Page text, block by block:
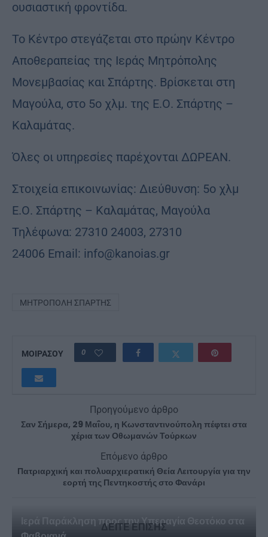
ουσιαστική φροντίδα.
Το Κέντρο στεγάζεται στο πρώην Κέντρο
Αποθεραπείας της Ιεράς Μητρόπολης
Μονεμβασίας και Σπάρτης. Βρίσκεται στη
Μαγούλα, στο 5ο χλμ. της Ε.Ο. Σπάρτης –
Καλαμάτας.
Όλες οι υπηρεσίες παρέχονται ΔΩΡΕΑΝ.
Στοιχεία επικοινωνίας: Διεύθυνση: 5ο χλμ
Ε.Ο. Σπάρτης – Καλαμάτας, Μαγούλα
Τηλέφωνα: 27310 24003, 27310
24006 Email: info@kanoias.gr
ΜΗΤΡΌΠΟΛΗ ΣΠΆΡΤΗΣ
ΜΟΙΡΑΣΟΥ 0
Προηγούμενο άρθρο
Σαν Σήμερα, 29 Μαΐου, η Κωνσταντινούπολη πέφτει στα
χέρια των Οθωμανών Τούρκων
Επόμενο άρθρο
Πατριαρχική και πολυαρχιερατική Θεία Λειτουργία για την
εορτή της Πεντηκοστής στο Φανάρι
ΔΕΙΤΕ ΕΠΙΣΗΣ
Ιερά Παράκληση προς την Υπεραγία Θεοτόκο στα